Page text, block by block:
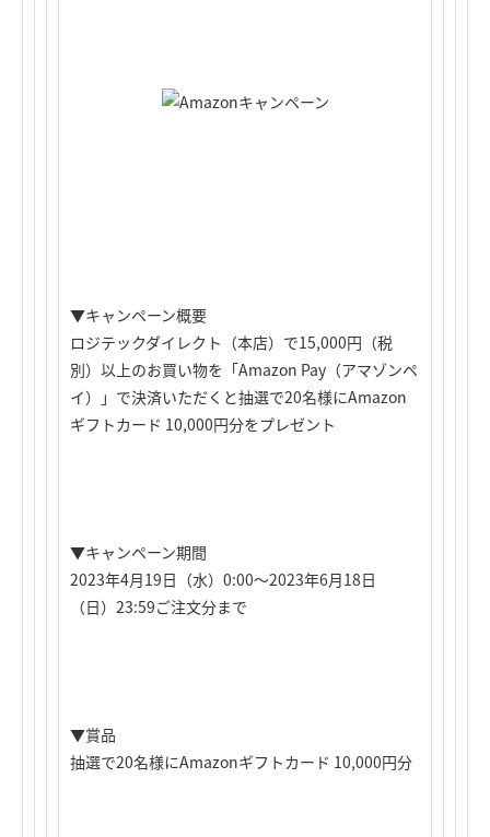
▼キャンペーン概要
ロジテックダイレクト（本店）で15,000円（税
別）以上のお買い物を「Amazon Pay（アマゾンペ
イ）」で決済いただくと抽選で20名様にAmazon
ギフトカード 10,000円分をプレゼント
▼キャンペーン期間
2023年4月19日（水）0:00～2023年6月18日
（日）23:59ご注文分まで
▼賞品
抽選で20名様にAmazonギフトカード 10,000円分